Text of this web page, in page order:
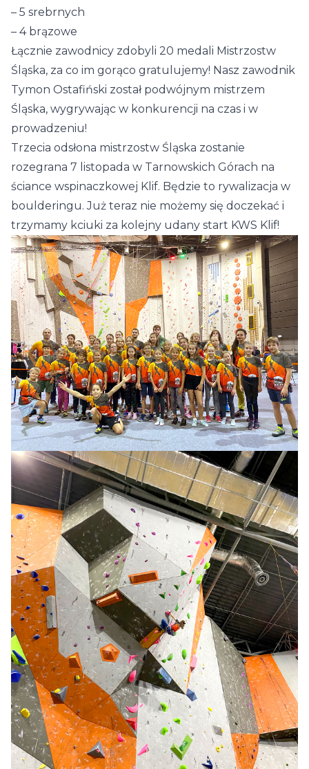
– 5 srebrnych
– 4 brązowe
Łącznie zawodnicy zdobyli 20 medali Mistrzostw
Śląska, za co im gorąco gratulujemy! Nasz zawodnik
Tymon Ostafiński został podwójnym mistrzem
Śląska, wygrywając w konkurencji na czas i w
prowadzeniu!
Trzecia odsłona mistrzostw Śląska zostanie
rozegrana 7 listopada w Tarnowskich Górach na
ściance wspinaczkowej Klif. Będzie to rywalizacja w
boulderingu. Już teraz nie możemy się doczekać i
trzymamy kciuki za kolejny udany start KWS Klif!